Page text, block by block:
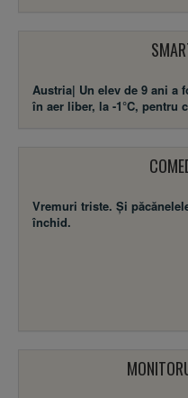
Austria| Un elev de 9 ani a
în aer liber, la -1°C, pentru
Vremuri triste. Şi
închid.